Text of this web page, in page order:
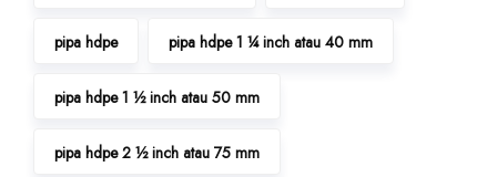
pipa hdpe pipa hdpe 1 ¼ inch atau 40 mm
pipa hdpe 1 ½ inch atau 50 mm
pipa hdpe 2 ½ inch atau 75 mm